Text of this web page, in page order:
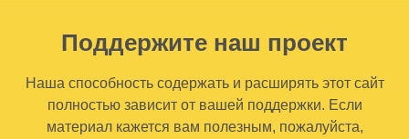
Поддержите наш проект
Наша способность содержать и расширять этот сайт
полностью зависит от вашей поддержки. Если
материал кажется вам полезным, пожалуйста,